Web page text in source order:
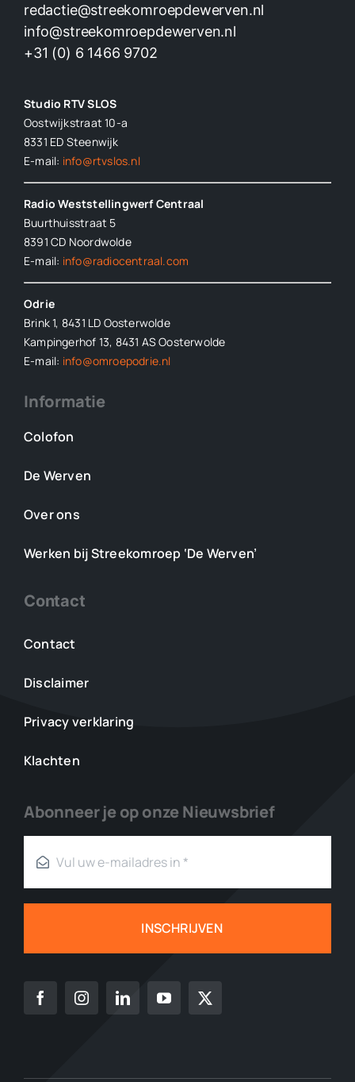
redactie@streekomroepdewerven.nl
info@streekomroepdewerven.nl
+31 (0) 6 1466 9702
Studio RTV SLOS
Oostwijkstraat 10-a
8331 ED Steenwijk
E-mail: info@rtvslos.nl
Radio Weststellingwerf Centraal
Buurthuisstraat 5
8391 CD Noordwolde
E-mail: info@radiocentraal.com
Odrie
Brink 1, 8431 LD Oosterwolde
Kampingerhof 13, 8431 AS Oosterwolde
E-mail: info@omroepodrie.nl
Informatie
Colofon
De Werven
Over ons
Werken bij Streekomroep ‘De Werven’
Contact
Contact
Disclaimer
Privacy verklaring
Klachten
Abonneer je op onze Nieuwsbrief
INSCHRIJVEN